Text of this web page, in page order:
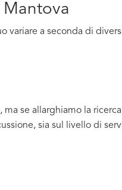
variare a seconda di
se allarghiamo la
sia sul livello di